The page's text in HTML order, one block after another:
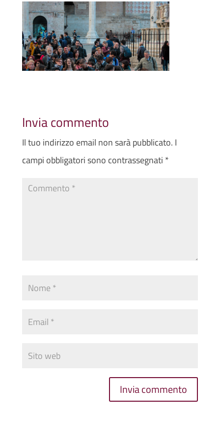
Invia commento
Il tuo indirizzo email non sarà pubblicato. I
campi obbligatori sono contrassegnati *